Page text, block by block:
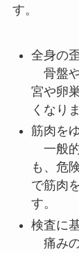
す。
全身の
骨盤
宮や卵
くなり
筋肉を
一般的
も、危
で筋肉
す。
検査に
痛み